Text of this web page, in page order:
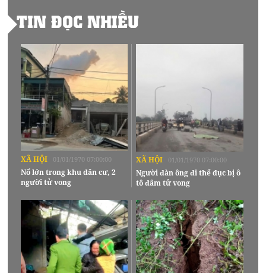
TIN ĐỌC NHIỀU
XÃ HỘI 01/01/1970 07:00:00
Nổ lớn trong khu dân cư, 2
người tử vong
XÃ HỘI 01/01/1970 07:00:00
Người đàn ông đi thể dục bị ô
tô đâm tử vong